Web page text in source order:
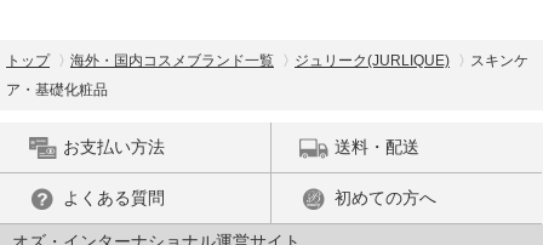
トップ 海外・国内コスメブランド一覧 ジュリーク(JURLIQUE)
スキンケ
ア・基礎化粧品
お支払い方法 送料・配送
よくある質問 初めての方へ
オズ・インターナショナル運営サイト